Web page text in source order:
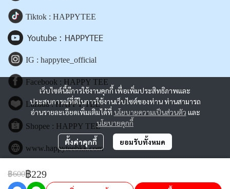
฿600฿229
เว็บไซต์นี้มีการใช้งานคุกกี้ เพื่อเพิ่มประสิทธิภาพและ
ประสบการณ์ที่ดีในการใช้งานเว็บไซต์ของท่าน ท่านสามารถ
อ่านรายละเอียดเพิ่มเติมได้ที่ นโยบายความเป็นส่วนตัว และ
นโยบายคุกกี้
ตั้งค่าคุกกี้ ยอมรับทั้งหมด
Tiktok : HAPPYTEE
Youtube : HAPPYTEE
IG : happytee_official
Facebook : HAPPY TEE
Lazada : HAPPY TEE
Shopee : HAPPY TEE
www.happyteebkk.com
Copyright | All Rights Reserved | Powered by happyteebkk.com